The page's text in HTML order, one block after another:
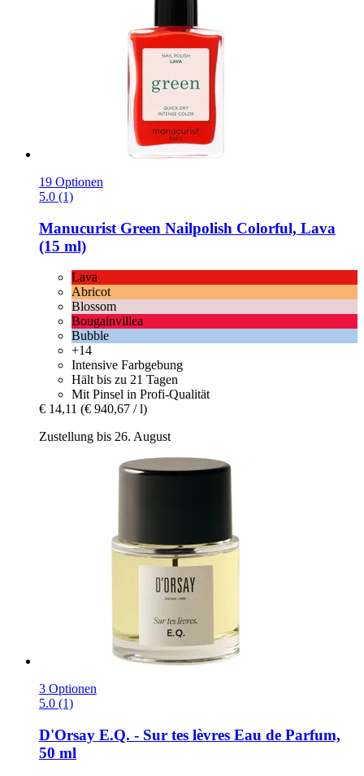
19 Optionen
5.0 (1)
Manucurist Green Nailpolish Colorful, Lava
(15 ml)
Lava
Abricot
Blossom
Bougainvillea
Bubble
+14
Intensive Farbgebung
Hält bis zu 21 Tagen
Mit Pinsel in Profi-Qualität
€ 14,11 (€ 940,67 / l)
Zustellung bis 26. August
3 Optionen
5.0 (1)
D'Orsay E.Q. -​ Sur tes lèvres Eau de Parfum,
50 ml